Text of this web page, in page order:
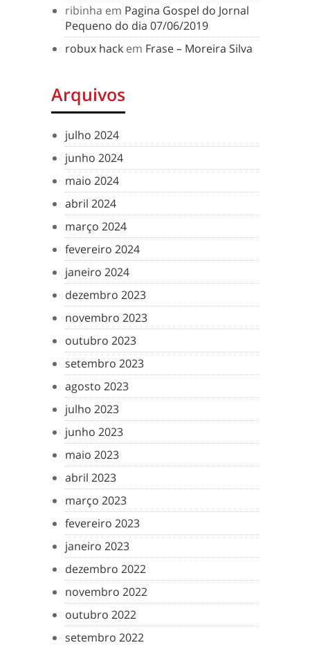
ribinha em Pagina Gospel do Jornal
Pequeno do dia 07/06/2019
robux hack em Frase – Moreira Silva
Arquivos
julho 2024
junho 2024
maio 2024
abril 2024
março 2024
fevereiro 2024
janeiro 2024
dezembro 2023
novembro 2023
outubro 2023
setembro 2023
agosto 2023
julho 2023
junho 2023
maio 2023
abril 2023
março 2023
fevereiro 2023
janeiro 2023
dezembro 2022
novembro 2022
outubro 2022
setembro 2022